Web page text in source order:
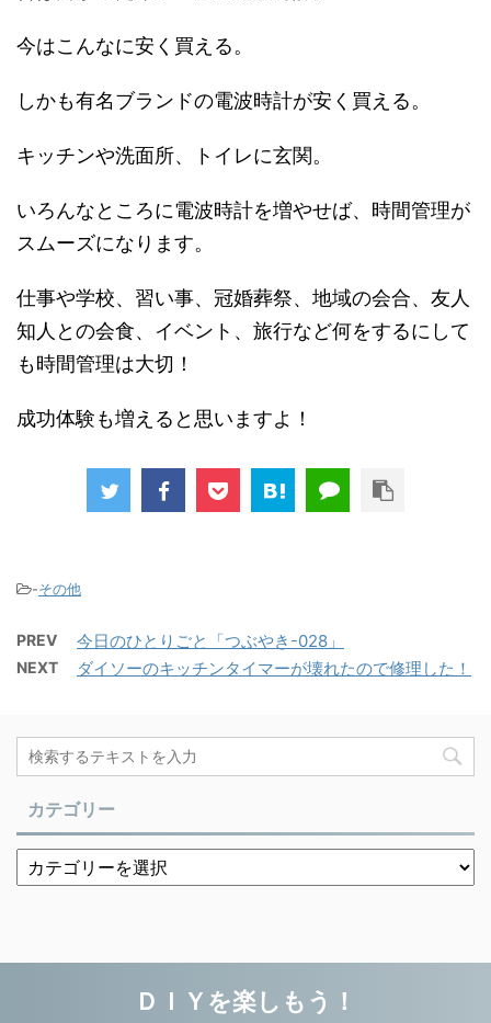
今はこんなに安く買える。
しかも有名ブランドの電波時計が安く買える。
キッチンや洗面所、トイレに玄関。
いろんなところに電波時計を増やせば、時間管理が
スムーズになります。
仕事や学校、習い事、冠婚葬祭、地域の会合、友人
知人との会食、イベント、旅行など何をするにして
も時間管理は大切！
成功体験も増えると思いますよ！
-その他
PREV 今日のひとりごと「つぶやき-028」
NEXT ダイソーのキッチンタイマーが壊れたので修理した！
カテゴリー
ＤＩＹを楽しもう！